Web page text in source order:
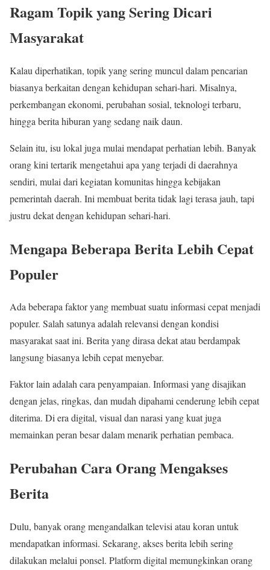
Ragam Topik yang Sering Dicari
Masyarakat
Kalau diperhatikan, topik yang sering muncul dalam pencarian
biasanya berkaitan dengan kehidupan sehari-hari. Misalnya,
perkembangan ekonomi, perubahan sosial, teknologi terbaru,
hingga berita hiburan yang sedang naik daun.
Selain itu, isu lokal juga mulai mendapat perhatian lebih. Banyak
orang kini tertarik mengetahui apa yang terjadi di daerahnya
sendiri, mulai dari kegiatan komunitas hingga kebijakan
pemerintah daerah. Ini membuat berita tidak lagi terasa jauh, tapi
justru dekat dengan kehidupan sehari-hari.
Mengapa Beberapa Berita Lebih Cepat
Populer
Ada beberapa faktor yang membuat suatu informasi cepat menjadi
populer. Salah satunya adalah relevansi dengan kondisi
masyarakat saat ini. Berita yang dirasa dekat atau berdampak
langsung biasanya lebih cepat menyebar.
Faktor lain adalah cara penyampaian. Informasi yang disajikan
dengan jelas, ringkas, dan mudah dipahami cenderung lebih cepat
diterima. Di era digital, visual dan narasi yang kuat juga
memainkan peran besar dalam menarik perhatian pembaca.
Perubahan Cara Orang Mengakses
Berita
Dulu, banyak orang mengandalkan televisi atau koran untuk
mendapatkan informasi. Sekarang, akses berita lebih sering
dilakukan melalui ponsel. Platform digital memungkinkan orang